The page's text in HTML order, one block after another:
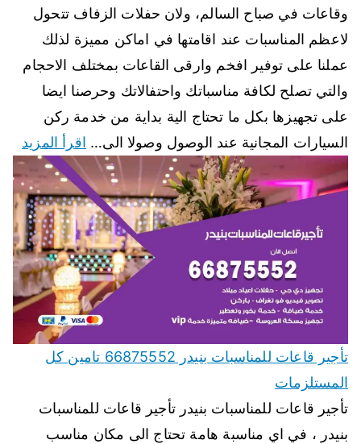
وقاعات في صباح السالم، ولان حفلات الزفاف تتحول
لاعظم المناسبات عند اقامتها في اماكن مميزة لذلك
عملنا على توفير افخم وارقى القاعات بمختلف الاحجام
والتي تصلح لكافة مناسباتك واحتفالاتك وحرصنا ايضا
على تجهيزها بكل ما تحتاج الية بداية من خدمة ركن
السيارات المجانية عند الوصول وصولا الى… اقرأ المزيد
تأجير قاعات للمناسبات بنيدر 66875552 تامين كل
المستلزمات
تأجير قاعات للمناسبات بنيدر تأجير قاعات للمناسبات
بنيدر ، في اي مناسبة هامة تحتاج الى مكان مناسب